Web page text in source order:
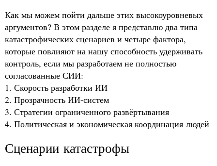
Как мы можем пойти дальше этих высокоуровневых
аргументов? В этом разделе я представлю два типа
катастрофических сценариев и четыре фактора,
которые повлияют на нашу способность удерживать
контроль, если мы разработаем не полностью
согласованные СИИ:
1. Скорость разработки ИИ
2. Прозрачность ИИ-систем
3. Стратегии ограниченного развёртывания
4. Политическая и экономическая координация людей
Сценарии катастрофы